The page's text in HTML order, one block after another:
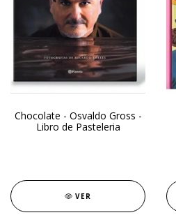
Chocolate - Osvaldo Gross -
Libro de Pasteleria
VER